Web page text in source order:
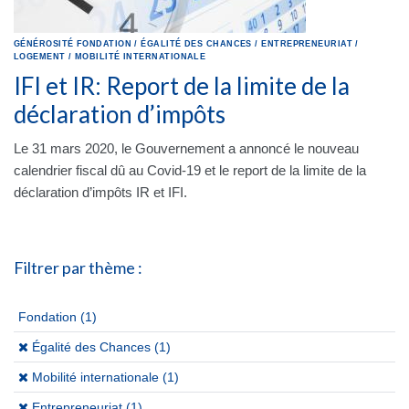
GÉNÉROSITÉ FONDATION / ÉGALITÉ DES CHANCES / ENTREPRENEURIAT /
LOGEMENT / MOBILITÉ INTERNATIONALE
IFI et IR: Report de la limite de la
déclaration d’impôts
Le 31 mars 2020, le Gouvernement a annoncé le nouveau
calendrier fiscal dû au Covid-19 et le report de la limite de la
déclaration d’impôts IR et IFI.
Filtrer par thème :
Fondation (1)
(x)
Égalité des Chances (1)
(x)
Mobilité internationale (1)